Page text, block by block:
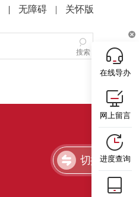
| 无障碍 | 关怀版
搜索
切换简洁版
在线导办
网上留言
进度查询